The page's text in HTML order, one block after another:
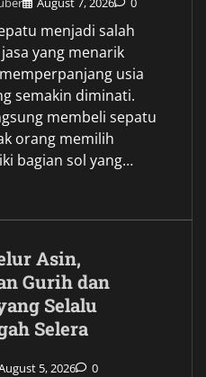
menjadi salah
yang menarik
usia
semakin diminati.
membeli sepatu
orang memilih
bagian sol yang…
Asin,
Gurih dan
Selalu
Selera
5, 2026 0